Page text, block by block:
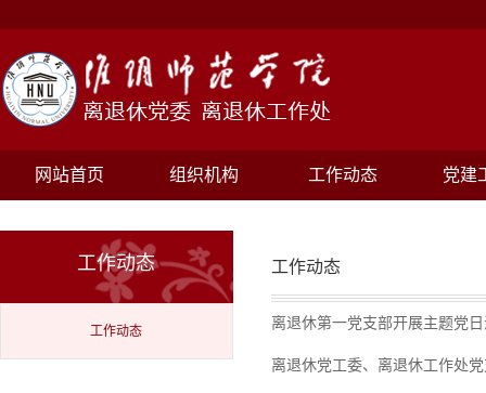
网站首页 组织机构 工作动态 党建
工作动态
工作动态
工作动态
离退休第一党支部开展主题党
离退休党工委、离退休工作处